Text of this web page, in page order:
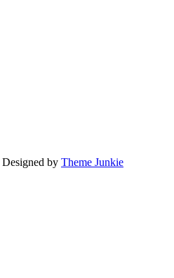
Designed by Theme Junkie